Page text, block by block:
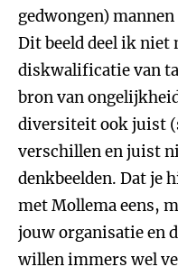
gedwongen)
Dit beeld deel ik niet
diskwalificatie van
bron van
diversiteit ook juist
verschillen en juist
denkbeelden. Dat je
met Mollema eens,
jouw organisatie en
willen immers wel